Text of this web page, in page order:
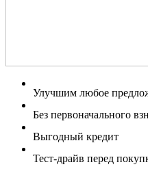
Улучшим любое
Без первоначального
Выгодный кредит
Тест-драйв перед